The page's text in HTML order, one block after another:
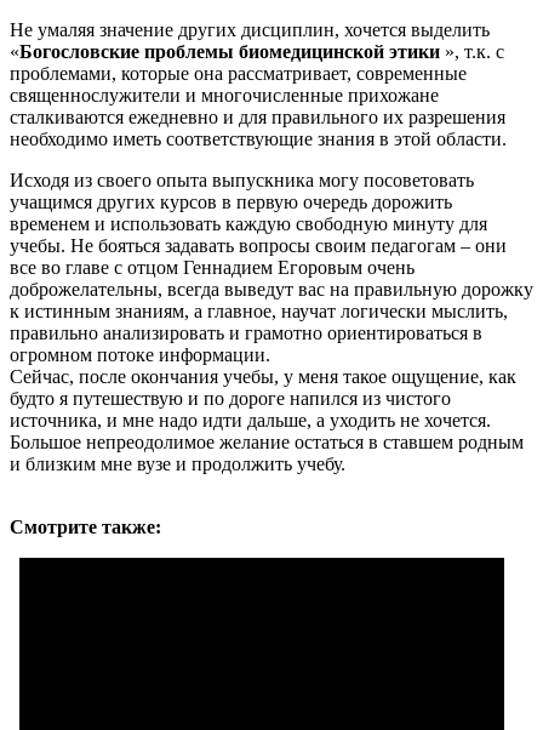
Не умаляя значение других дисциплин, хочется выделить
«Богословские проблемы биомедицинской этики », т.к. с
проблемами, которые она рассматривает, современные
священнослужители и многочисленные прихожане
сталкиваются ежедневно и для правильного их разрешения
необходимо иметь соответствующие знания в этой области.
Исходя из своего опыта выпускника могу посоветовать
учащимся других курсов в первую очередь дорожить
временем и использовать каждую свободную минуту для
учебы. Не бояться задавать вопросы своим педагогам – они
все во главе с отцом Геннадием Егоровым очень
доброжелательны, всегда выведут вас на правильную дорожку
к истинным знаниям, а главное, научат логически мыслить,
правильно анализировать и грамотно ориентироваться в
огромном потоке информации.
Сейчас, после окончания учебы, у меня такое ощущение, как
будто я путешествую и по дороге напился из чистого
источника, и мне надо идти дальше, а уходить не хочется.
Большое непреодолимое желание остаться в ставшем родным
и близким мне вузе и продолжить учебу.
Смотрите также: